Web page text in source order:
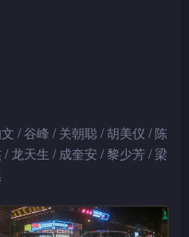
/ 谷峰 / 关朝聪 / 胡美仪 / 陈
/ 龙天生 / 成奎安 / 黎少芳 / 梁